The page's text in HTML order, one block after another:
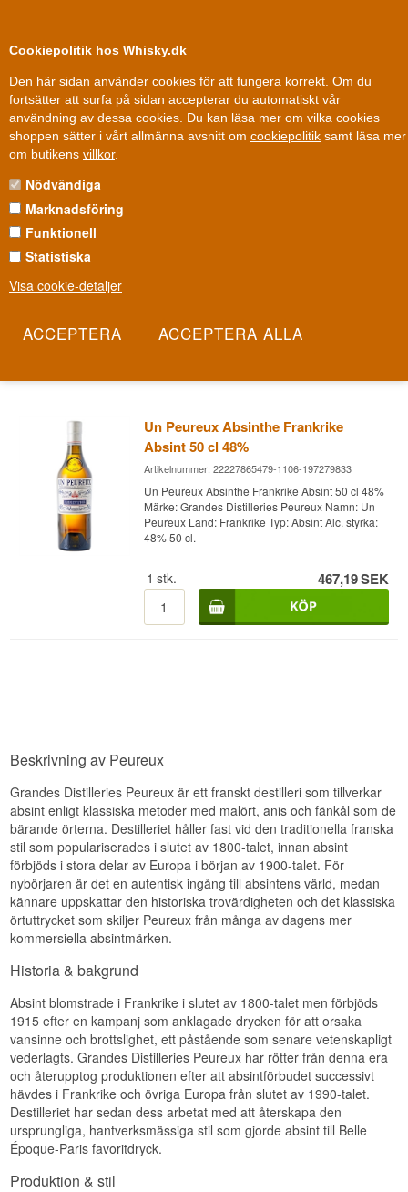
Cookiepolitik hos Whisky.dk
Den här sidan använder cookies för att fungera korrekt. Om du
fortsätter att surfa på sidan accepterar du automatiskt vår
användning av dessa cookies. Du kan läsa mer om vilka cookies
shoppen sätter i vårt allmänna avsnitt om cookiepolitik samt läsa mer
om butikens villkor.
Nödvändiga
Marknadsföring
Funktionell
Statistiska
Visa cookie-detaljer
Fri leverans Fri frakt vid 899 dkk
Andra saker »Absint
GRANDES DISTILLERIES
PEUREUX ABSINTHE
Grandes Distilleries Peureux är ett franskt destilleri med rötter i
förbjuden. Efter decennier av förbud har absint återvänt, och
klassiska örterna: malört, anis och fänkål. Det är ett glas av
Un Peureux Absinthe Frankrike
Absint 50 cl 48%
Artikelnummer: 22227865479-1106-197279833
Un Peureux Absinthe Frankrike Absint 50 cl 48%
Märke: Grandes Distilleries Peureux Namn: Un
Peureux Land: Frankrike Typ: Absint Alc. styrka:
48% 50 cl.
1 stk. 467,19SEK
Beskrivning av Peureux
Grandes Distilleries Peureux är ett franskt destilleri som tillverkar
absint enligt klassiska metoder med malört, anis och fänkål som de
bärande örterna. Destilleriet håller fast vid den traditionella franska
stil som populariserades i slutet av 1800-talet, innan absint
förbjöds i stora delar av Europa i början av 1900-talet. För
nybörjaren är det en autentisk ingång till absintens värld, medan
kännare uppskattar den historiska trovärdigheten och det klassiska
örtuttrycket som skiljer Peureux från många av dagens mer
kommersiella absintmärken.
Historia & bakgrund
Absint blomstrade i Frankrike i slutet av 1800-talet men förbjöds
1915 efter en kampanj som anklagade drycken för att orsaka
vansinne och brottslighet, ett påstående som senare vetenskapligt
vederlagts. Grandes Distilleries Peureux har rötter från denna era
och återupptog produktionen efter att absintförbudet successivt
hävdes i Frankrike och övriga Europa från slutet av 1990-talet.
Destilleriet har sedan dess arbetat med att återskapa den
ursprungliga, hantverksmässiga stil som gjorde absint till Belle
Époque-Paris favoritdryck.
Produktion & stil